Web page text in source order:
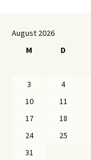
August 2026
M
D
3
4
10
11
17
18
24
25
31